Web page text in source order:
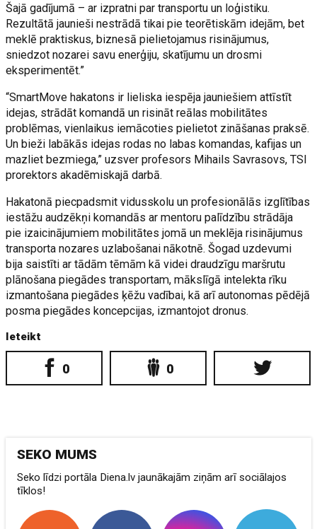
Šajā gadījumā – ar izpratni par transportu un loģistiku.
Rezultātā jaunieši nestrādā tikai pie teorētiskām idejām, bet
meklē praktiskus, biznesā pielietojamus risinājumus,
sniedzot nozarei savu enerģiju, skatījumu un drosmi
eksperimentēt.”
“SmartMove hakatons ir lieliska iespēja jauniešiem attīstīt
idejas, strādāt komandā un risināt reālas mobilitātes
problēmas, vienlaikus iemācoties pielietot zināšanas praksē.
Un bieži labākās idejas rodas no labas komandas, kafijas un
mazliet bezmiega,” uzsver profesors Mihails Savrasovs, TSI
prorektors akadēmiskajā darbā.
Hakatonā piecpadsmit vidusskolu un profesionālās izglītības
iestāžu audzēkņi komandās ar mentoru palīdzību strādāja
pie izaicinājumiem mobilitātes jomā un meklēja risinājumus
transporta nozares uzlabošanai nākotnē. Šogad uzdevumi
bija saistīti ar tādām tēmām kā videi draudzīgu maršrutu
plānošana piegādes transportam, mākslīgā intelekta rīku
izmantošana piegādes ķēžu vadībai, kā arī autonomas pēdējā
posma piegādes koncepcijas, izmantojot dronus.
Ieteikt
0 0
SEKO MUMS
Seko līdzi portāla Diena.lv jaunākajām ziņām arī sociālajos
tīklos!